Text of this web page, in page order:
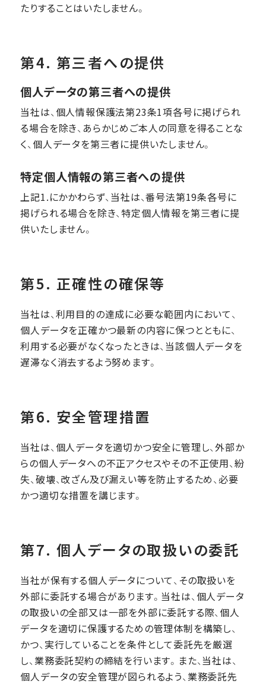
たりすることはいたしません。
第4. 第三者への提供
個人データの第三者への提供
当社は、個人情報保護法第23条1項各号に掲げられ
る場合を除き、あらかじめご本人の同意を得ることな
く、個人データを第三者に提供いたしません。
特定個人情報の第三者への提供
上記1.にかかわらず、当社は、番号法第19条各号に
掲げられる場合を除き、特定個人情報を第三者に提
供いたしません。
第5. 正確性の確保等
当社は、利用目的の達成に必要な範囲内において、
個人データを正確かつ最新の内容に保つとともに、
利用する必要がなくなったときは、当該個人データを
遅滞なく消去するよう努めます。
第6. 安全管理措置
当社は、個人データを適切かつ安全に管理し、外部か
らの個人データへの不正アクセスやその不正使用、紛
失、破壊、改ざん及び漏えい等を防止するため、必要
かつ適切な措置を講じます。
第7. 個人データの取扱いの委託
当社が保有する個人データについて、その取扱いを
外部に委託する場合があります。当社は、個人データ
の取扱いの全部又は一部を外部に委託する際、個人
データを適切に保護するための管理体制を構築し、
かつ、実行していることを条件として委託先を厳選
し、業務委託契約の締結を行います。また、当社は、
個人データの安全管理が図られるよう、業務委託先